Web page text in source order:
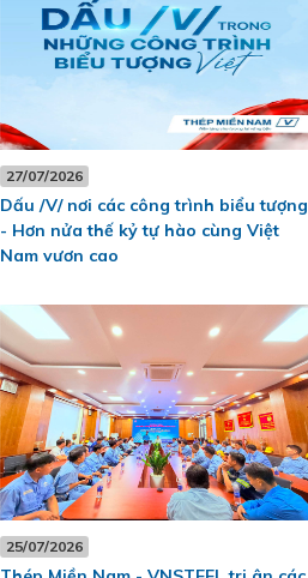
27/07/2026
Dấu /V/ nơi các công trình biểu tượng
- Hơn nửa thế kỷ tự hào cùng Việt
Nam vươn cao
25/07/2026